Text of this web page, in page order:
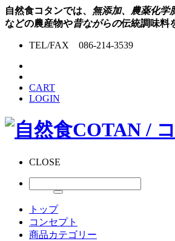
自然食コタンでは、 無添加、農薬化学
などの農産物や昔ながらの伝統調味料
TEL/FAX 086-214-3539
CART
LOGIN
CLOSE
トップ
コンセプト
商品カテゴリー